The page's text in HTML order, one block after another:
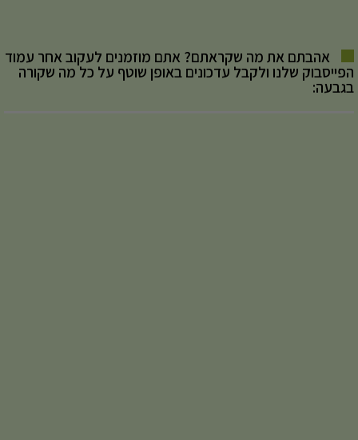
אהבתם את מה שקראתם? אתם מוזמנים לעקוב אחר עמוד
הפייסבוק שלנו ולקבל עדכונים באופן שוטף על כל מה שקורה
בגבעה: